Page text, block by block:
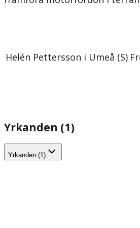
Helén Pettersson i Umeå (S)
Yrkanden (1)
Yrkanden (1)